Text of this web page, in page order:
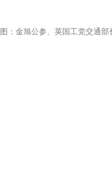
图：金旭公参、英国工党交通